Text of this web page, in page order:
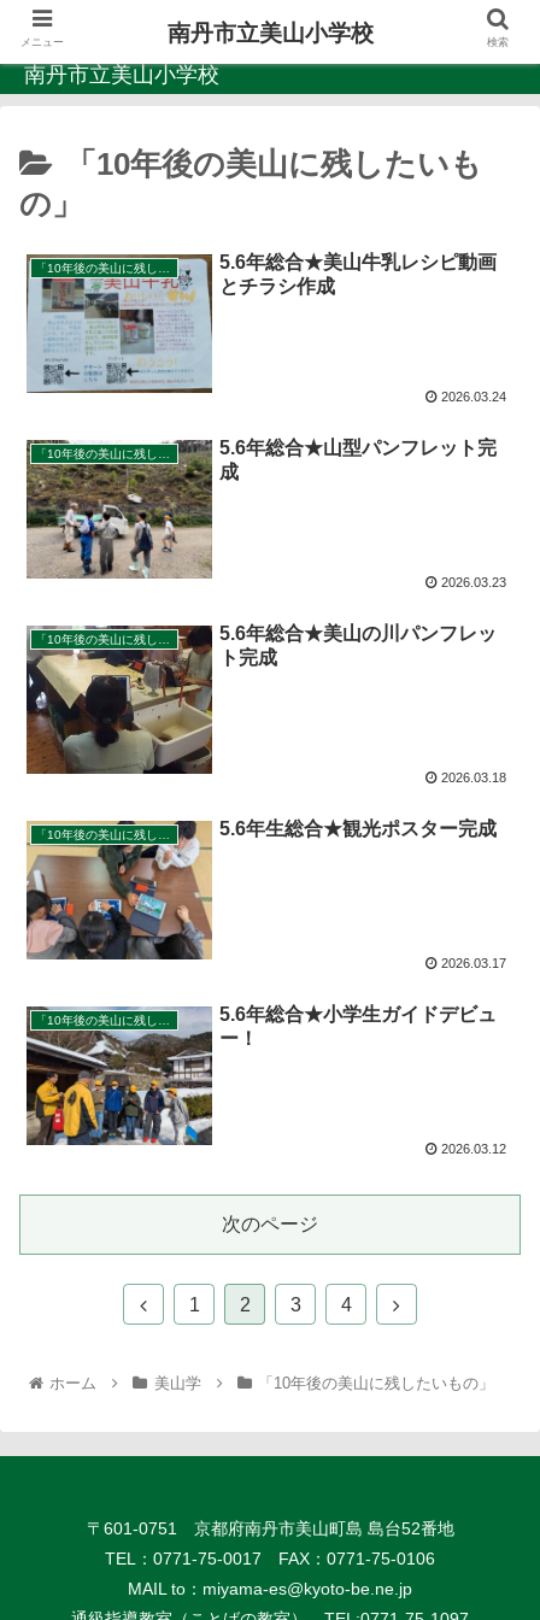
南丹市立美山小学校
「10年後の美山に残したいも
の」
「10年後の美山に残したいもの」
5.6年総合★美山牛乳レシピ動画
とチラシ作成
2026.03.24
5.6年総合★山型パンフレット完
成
2026.03.23
5.6年総合★美山の川パンフレッ
ト完成
2026.03.18
5.6年生総合★観光ポスター完成
2026.03.17
5.6年総合★小学生ガイドデビュ
ー！
2026.03.12
次のページ
1 2 3 4
ホーム 美山学 「10年後の美山に残したいもの」
〒601-0751 京都府南丹市美山町島 島台52番地
TEL：0771-75-0017 FAX：0771-75-0106
MAIL to： miyama-es@kyoto-be.ne.jp
メニュー 南丹市立美山小学校 検索